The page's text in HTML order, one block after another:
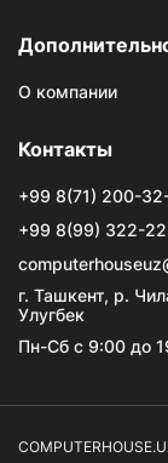
О компании
Контакты
+99 8(71) 200-
+99 8(99) 322-
г. Ташкент, р.
Улугбек
Пн-Сб с 9:00 до